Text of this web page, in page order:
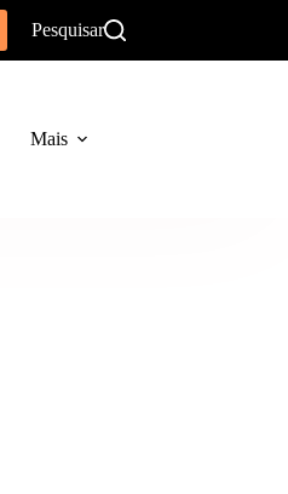
Pesquisar
Mais